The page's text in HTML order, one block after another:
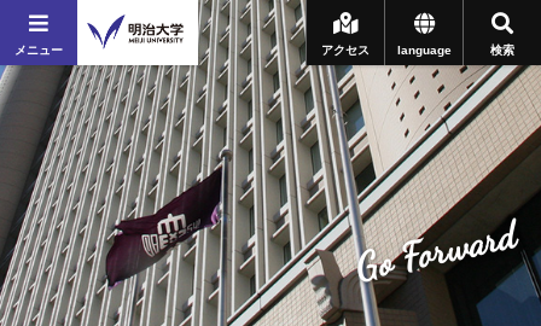
メニュー 検索
language
アクセス
Go Forward